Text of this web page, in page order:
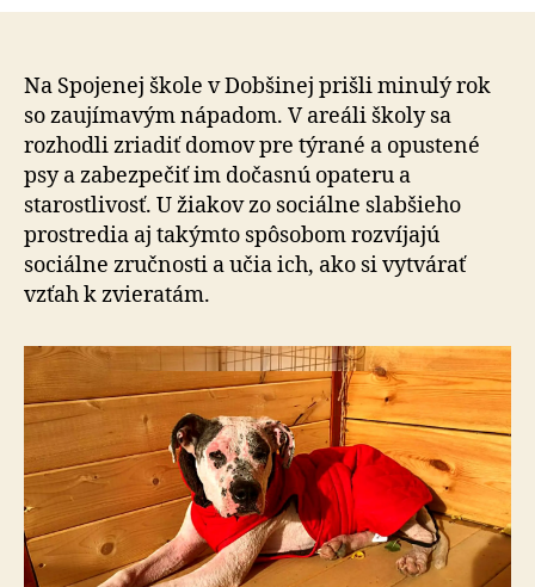
školy
v
Dobšinej
si
pod
krídla
týrané
zvieratá
Na Spojenej škole v Dobšinej prišli minulý rok
so zaujímavým nápadom. V areáli školy sa
rozhodli zriadiť domov pre týrané a opustené
psy a zabezpečiť im dočasnú opateru a
starostlivosť. U žiakov zo sociálne slabšieho
prostredia aj takýmto spôsobom rozvíjajú
sociálne zručnosti a učia ich, ako si vytvárať
vzťah k zvieratám.